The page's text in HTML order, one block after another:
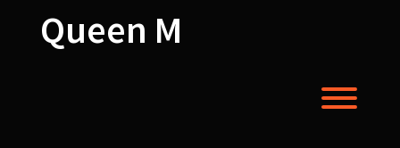
Queen M